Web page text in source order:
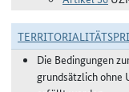
Die Bedingungen
grundsätzlich ohne